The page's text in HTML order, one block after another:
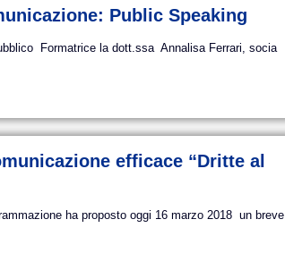
Public Speaking
Formatrice la dott.ssa Annalisa Ferrari, socia
efficace “Dritte al
ha proposto oggi 16 marzo 2018 un breve